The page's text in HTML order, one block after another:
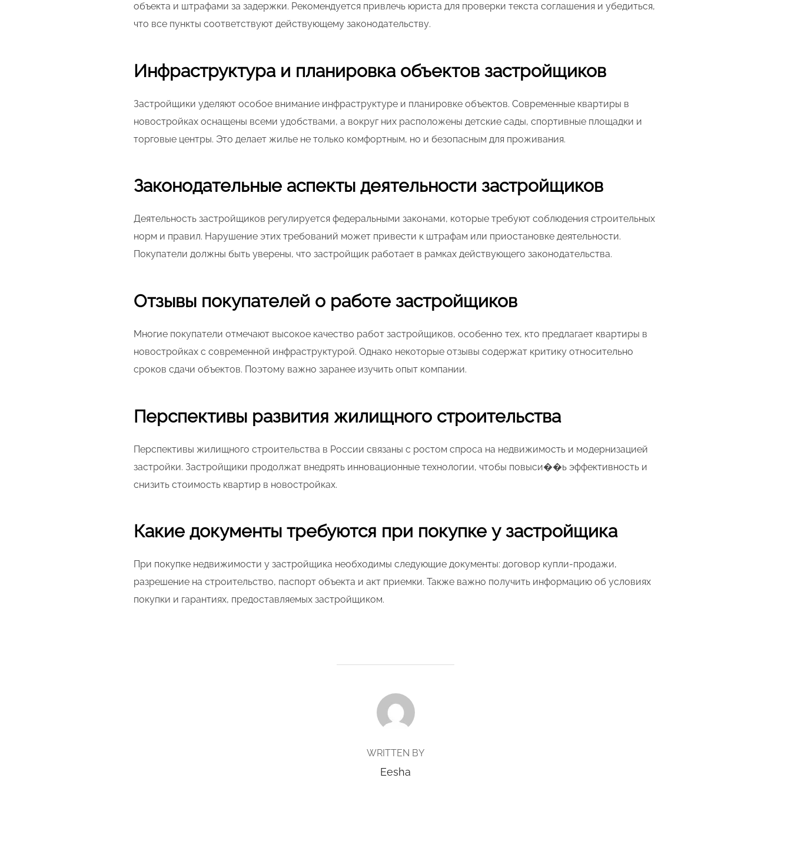
объекта и штрафами за задержки. Рекомендуется привлечь юриста для проверки текста соглашения и убедиться,
что все пункты соответствуют действующему законодательству.
Инфраструктура и планировка объектов застройщиков
Застройщики уделяют особое внимание инфраструктуре и планировке объектов. Современные квартиры в
новостройках оснащены всеми удобствами, а вокруг них расположены детские сады, спортивные площадки и
торговые центры. Это делает жилье не только комфортным, но и безопасным для проживания.
Законодательные аспекты деятельности застройщиков
Деятельность застройщиков регулируется федеральными законами, которые требуют соблюдения строительных
норм и правил. Нарушение этих требований может привести к штрафам или приостановке деятельности.
Покупатели должны быть уверены, что застройщик работает в рамках действующего законодательства.
Отзывы покупателей о работе застройщиков
Многие покупатели отмечают высокое качество работ застройщиков, особенно тех, кто предлагает квартиры в
новостройках с современной инфраструктурой. Однако некоторые отзывы содержат критику относительно
сроков сдачи объектов. Поэтому важно заранее изучить опыт компании.
Перспективы развития жилищного строительства
Перспективы жилищного строительства в России связаны с ростом спроса на недвижимость и модернизацией
застройки. Застройщики продолжат внедрять инновационные технологии, чтобы повыси��ь эффективность и
снизить стоимость квартир в новостройках.
Какие документы требуются при покупке у застройщика
При покупке недвижимости у застройщика необходимы следующие документы: договор купли-продажи,
разрешение на строительство, паспорт объекта и акт приемки. Также важно получить информацию об условиях
покупки и гарантиях, предоставляемых застройщиком.
POST AUTHOR
WRITTEN BY
Eesha